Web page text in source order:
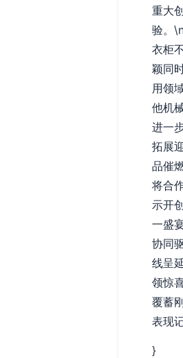
重大
验。
衣柜
颖同
用领
他机
进一
拓展
品催
将合
示开
一盛
协同
线呈
领惊
覆蓄
表现
}